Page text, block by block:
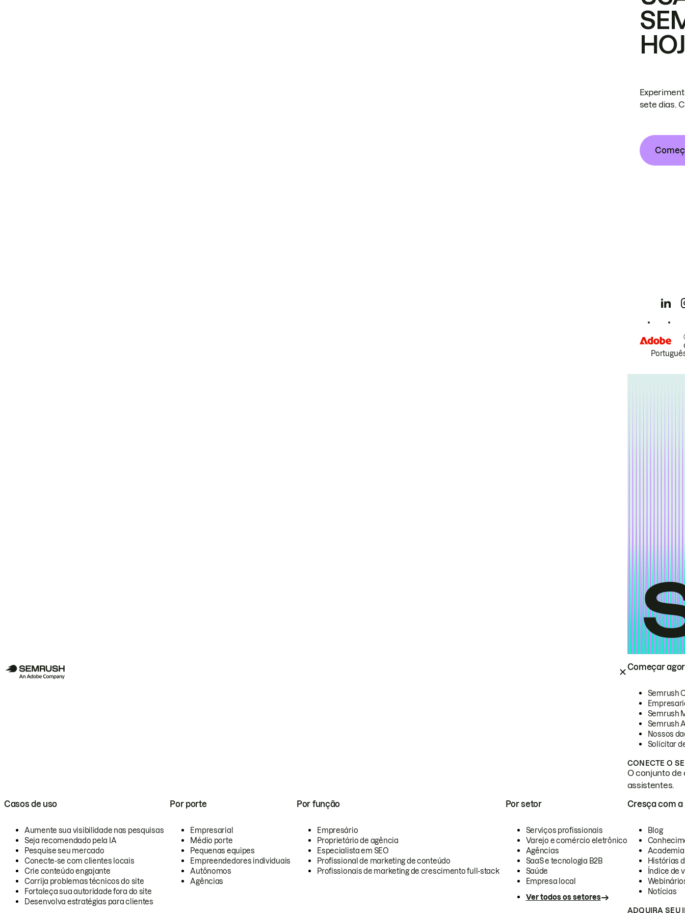
Começar
Semrush
Semrush
Semrush
Nossos
Solicitar
CONECTE O
O conjunto de
assistentes.
Casos de uso
Aumente sua visibilidade nas pesquisas
Seja recomendado pela IA
Pesquise seu mercado
Conecte-se com clientes locais
Crie conteúdo engajante
Corrija problemas técnicos do site
Fortaleça sua autoridade fora do site
Desenvolva estratégias para clientes
Por porte
Empresarial
Médio porte
Pequenas equipes
Empreendedores individuais
Autônomos
Agências
Por função
Empresário
Proprietário de agência
Especialista em SEO
Profissional de marketing de conteúdo
Profissionais de marketing de crescimento full-stack
Por setor
Serviços profissionais
Varejo e comércio eletrônico
Agências
SaaS e tecnologia B2B
Saúde
Empresa local
Ver todos os setores
Cresça com a
Blog
Academia
Histórias
Índice de
Notícias
ADQUIRA SEU
sete dias.